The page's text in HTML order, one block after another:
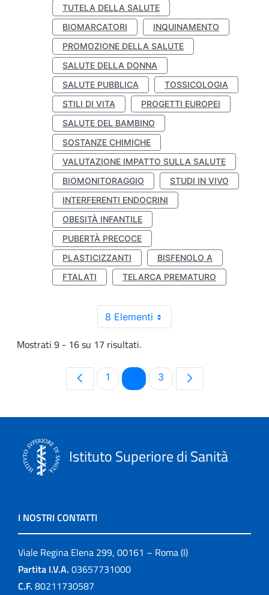
TUTELA DELLA SALUTE
BIOMARCATORI
INQUINAMENTO
PROMOZIONE DELLA SALUTE
SALUTE DELLA DONNA
SALUTE PUBBLICA
TOSSICOLOGIA
STILI DI VITA
PROGETTI EUROPEI
SALUTE DEL BAMBINO
SOSTANZE CHIMICHE
VALUTAZIONE IMPATTO SULLA SALUTE
BIOMONITORAGGIO
STUDI IN VIVO
INTERFERENTI ENDOCRINI
OBESITÀ INFANTILE
PUBERTÀ PRECOCE
PLASTICIZZANTI
BISFENOLO A
FTALATI
TELARCA PREMATURO
8 Elementi
Mostrati 9 - 16 su 17 risultati.
Pagina
1 PaginaPagina
3
Istituto Superiore di Sanità
I NOSTRI CONTATTI
Viale Regina Elena 299, 00161 – Roma (I)
Partita I.V.A. 03657731000
C.F. 80211730587